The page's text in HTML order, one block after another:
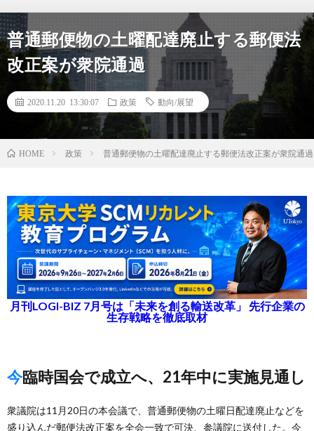
普通郵便物の土曜配達廃止する郵便法
改正案が衆院通過
2020.11.20 13:30:07 政策 動向/展望
HOME 政策 普通郵便物の土曜配達廃止する郵便法改正案が衆院通過
月刊LOGI-BIZ 7月号は「未来を創る輸送改革」 先行企業の
生存戦略を徹底取材
今臨時国会で成立へ、21年中に実施見通し
衆議院は11月20日の本会議で、普通郵便物の土曜日配達廃止などを
盛り込んだ郵便法改正案を全会一致で可決、参議院に送付した。今